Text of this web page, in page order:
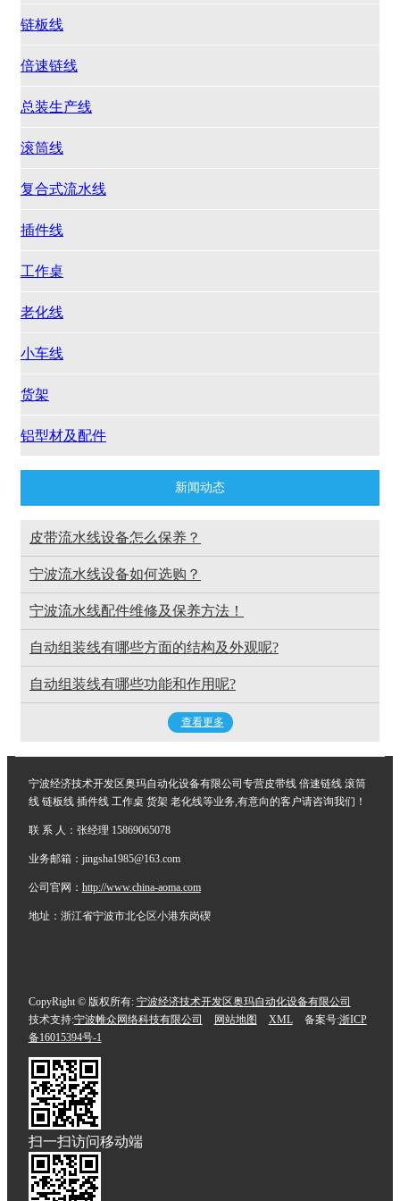
链板线
倍速链线
总装生产线
滚筒线
复合式流水线
插件线
工作桌
老化线
小车线
货架
铝型材及配件
新闻动态
皮带流水线设备怎么保养？
宁波流水线设备如何选购？
宁波流水线配件维修及保养方法！
自动组装线有哪些方面的结构及外观呢?
自动组装线有哪些功能和作用呢?
查看更多
宁波经济技术开发区奥玛自动化设备有限公司专营皮带线 倍速链线 滚筒
线 链板线 插件线 工作桌 货架 老化线等业务,有意向的客户请咨询我们！
联 系 人：张经理 15869065078
业务邮箱：jingsha1985@163.com
公司官网： http://www.china-aoma.com
地址：浙江省宁波市北仑区小港东岗碶
CopyRight © 版权所有: 宁波经济技术开发区奥玛自动化设备有限公司
技术支持:宁波帷众网络科技有限公司 网站地图 XML 备案号:浙ICP
备16015394号-1
扫一扫访问移动端